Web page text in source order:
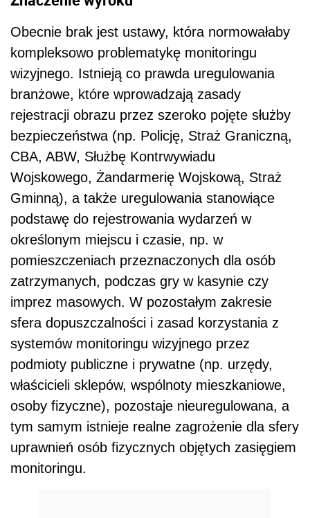
Obecnie brak jest ustawy, która normowałaby
kompleksowo problematykę monitoringu
wizyjnego. Istnieją co prawda uregulowania
branżowe, które wprowadzają zasady
rejestracji obrazu przez szeroko pojęte służby
bezpieczeństwa (np. Policję, Straż Graniczną,
CBA, ABW, Służbę Kontrwywiadu
Wojskowego, Żandarmerię Wojskową, Straż
Gminną), a także uregulowania stanowiące
podstawę do rejestrowania wydarzeń w
określonym miejscu i czasie, np. w
pomieszczeniach przeznaczonych dla osób
zatrzymanych, podczas gry w kasynie czy
imprez masowych. W pozostałym zakresie
sfera dopuszczalności i zasad korzystania z
systemów monitoringu wizyjnego przez
podmioty publiczne i prywatne (np. urzędy,
właścicieli sklepów, wspólnoty mieszkaniowe,
osoby fizyczne), pozostaje nieuregulowana, a
tym samym istnieje realne zagrożenie dla sfery
uprawnień osób fizycznych objętych zasięgiem
monitoringu.